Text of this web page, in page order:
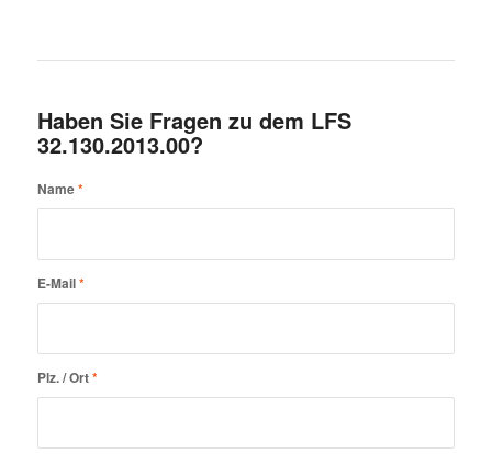
Haben Sie Fragen zu dem LFS
32.130.2013.00?
Name*
E-Mail*
Plz. / Ort*